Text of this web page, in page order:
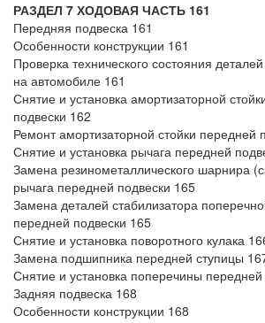
РАЗДЕЛ 7 ХОДОВАЯ ЧАСТЬ 161
Передняя подвеска 161
Особенности конструкции 161
Проверка технического состояния
на автомобиле 161
Снятие и установка амортизаторной
подвески 162
Ремонт амортизаторной стойки передней
Снятие и установка рычага передней
Замена резинометаллического шарнира
рычага передней подвески 165
Замена деталей стабилизатора
передней подвески 165
Снятие и установка поворотного кулака
Замена подшипника передней ступицы
Снятие и установка поперечины
Задняя подвеска 168
Особенности конструкции 168